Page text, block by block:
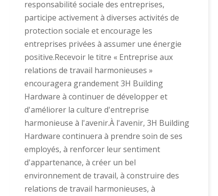
responsabilité sociale des entreprises,
participe activement à diverses activités de
protection sociale et encourage les
entreprises privées à assumer une énergie
positive.Recevoir le titre « Entreprise aux
relations de travail harmonieuses »
encouragera grandement 3H Building
Hardware à continuer de développer et
d'améliorer la culture d'entreprise
harmonieuse à l'avenir.À l'avenir, 3H Building
Hardware continuera à prendre soin de ses
employés, à renforcer leur sentiment
d'appartenance, à créer un bel
environnement de travail, à construire des
relations de travail harmonieuses, à